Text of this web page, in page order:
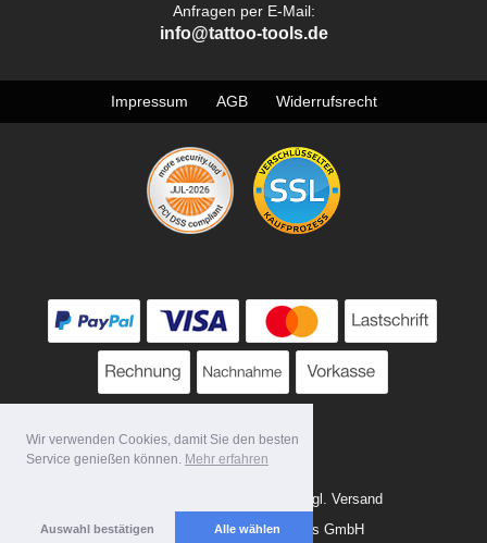
Wir verwenden Cookies, damit Sie den besten
Service genießen können. Mehr erfahren
Auswahl bestätigen Alle wählen
Anfragen per E-Mail:
info@tattoo-tools.de
Impressum AGB Widerrufsrecht
* Alle Preise zzgl. MwSt. evtl. zzgl. Versand
Copyright 2026 by Tattoo-Tools GmbH